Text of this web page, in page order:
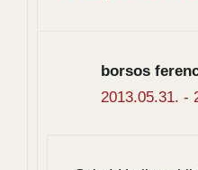
borsos
2013.05.31. -